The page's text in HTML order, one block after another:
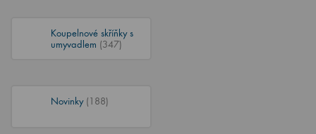
Koupelnové skříňky s
umyvadlem (347)
Novinky (188)